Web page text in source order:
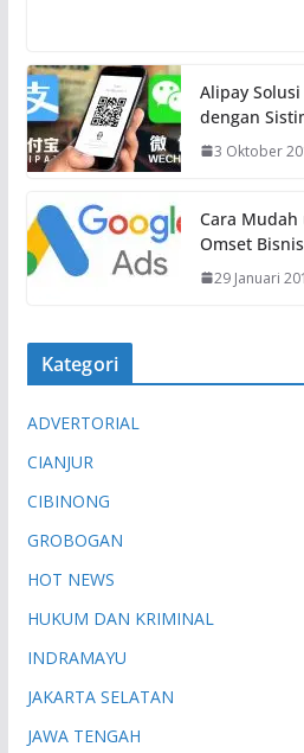
u
a
t
.
Alipay
dengan
3 Oktober
Cara
Omset
29 Januari
Kategori
ADVERTORIAL
CIANJUR
CIBINONG
GROBOGAN
HOT NEWS
HUKUM DAN KRIMINAL
INDRAMAYU
JAKARTA SELATAN
JAWA TENGAH